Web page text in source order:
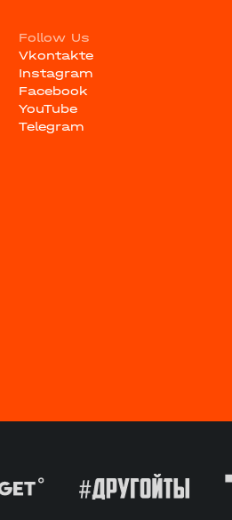
Follow Us
Vkontakte
Instagram
Facebook
YouTube
Telegram